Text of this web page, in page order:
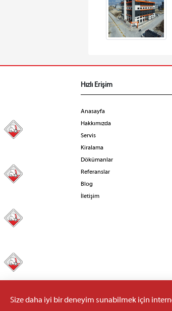
Hızlı Erişim
Anasayfa
Hakkımızda
Servis
Kiralama
Dökümanlar
Referanslar
Blog
İletişim
Size daha iyi bir deneyim sunabilmek için